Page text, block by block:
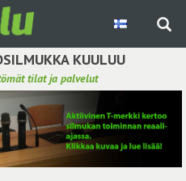
KUULUU
tilat ja palvelut